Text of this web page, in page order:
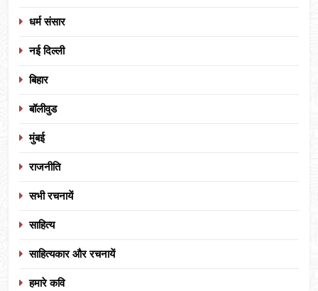
धर्म संसार
नई दिल्ली
बिहार
बॉलीवुड
मुंबई
राजनीति
सभी रचनायें
साहित्य
साहित्यकार और रचनायें
हमारे कवि